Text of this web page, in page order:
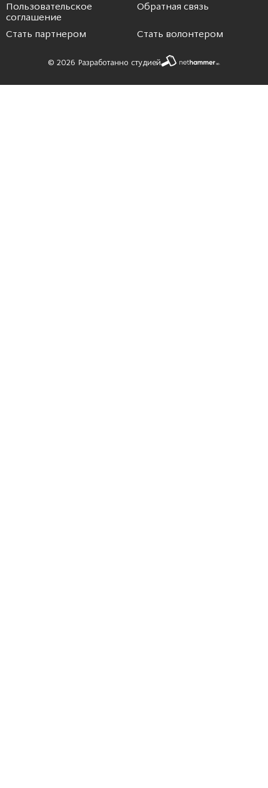
Пользовательское
соглашение
Обратная связь
Стать партнером Стать волонтером
© 2026 Разработанно студией